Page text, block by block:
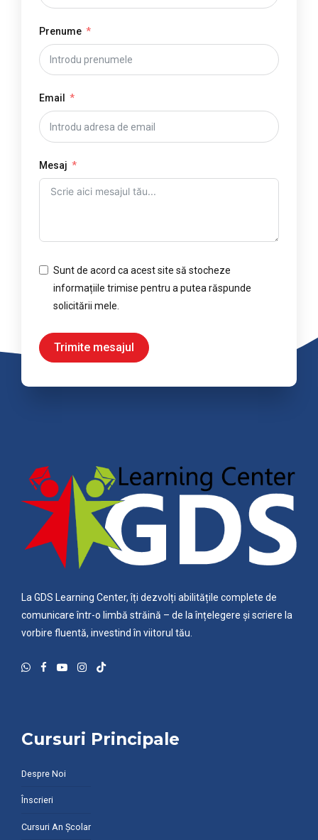
Prenume
Email
Mesaj
Sunt de acord ca acest site să stocheze
informațiile trimise pentru a putea răspunde
solicitării mele.
Trimite mesajul
La GDS Learning Center, îți dezvolți abilitățile complete de
comunicare într-o limbă străină – de la înțelegere și scriere la
vorbire fluentă, investind în viitorul tău.
Cursuri Principale
Despre Noi
Înscrieri
Cursuri An Școlar